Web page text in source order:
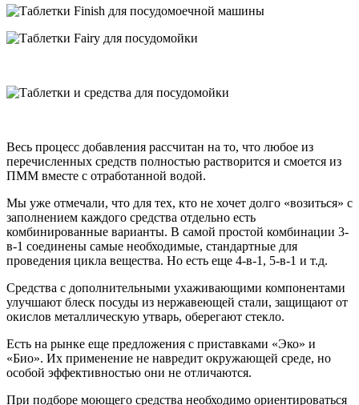
Весь процесс добавления рассчитан на то, что любое из
перечисленных средств полностью растворится и смоется из
ПММ вместе с отработанной водой.
Мы уже отмечали, что для тех, кто не хочет долго «возиться» с
заполнением каждого средства отдельно есть
комбинированные варианты. В самой простой комбинации 3-
в-1 соединены самые необходимые, стандартные для
проведения цикла вещества. Но есть еще 4-в-1, 5-в-1 и т.д.
Средства с дополнительными ухаживающими компонентами
улучшают блеск посуды из нержавеющей стали, защищают от
окислов металлическую утварь, оберегают стекло.
Есть на рынке еще предложения с приставками «Эко» и
«Био». Их применение не навредит окружающей среде, но
особой эффективностью они не отличаются.
При подборе моющего средства необходимо ориентироваться